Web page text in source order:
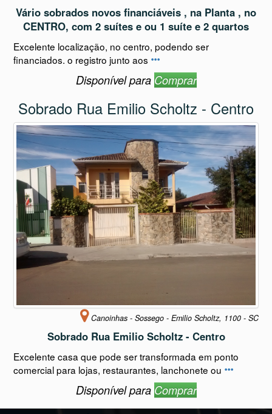
Vário sobrados novos financiáveis , na Planta , no
CENTRO, com 2 suítes e ou 1 suíte e 2 quartos
Excelente localização, no centro, podendo ser
financiados. o registro junto aos
Disponível para Comprar
Sobrado Rua Emilio Scholtz - Centro
Canoinhas - Sossego - Emilio Scholtz, 1100 - SC
Sobrado Rua Emilio Scholtz - Centro
Excelente casa que pode ser transformada em ponto
comercial para lojas, restaurantes, lanchonete ou
Disponível para Comprar